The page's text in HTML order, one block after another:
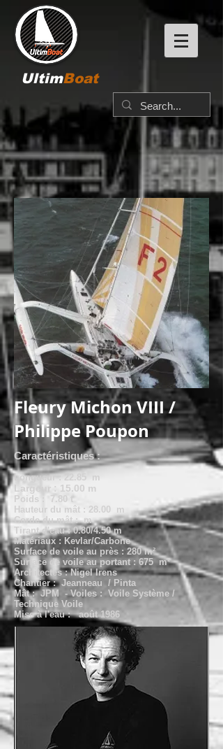
UltimBoat
Fleury Michon VIII /
Philippe Poupon
Caractéristiques :
Longueur : 22.85 m
Largeur : 15.00 m
Poids : 7.80 t
Hauteur du mât : 28.00 m
Corde du mât : m
Tirant d'eau : 0.80/4.50 m
Matériaux : Kevlar/Carbone
Surface de voile au près : 280 m²
Surface de voile au portant : 675 m²
Architectes : Nigel Irens
Chantier : Jeanneau / Pinta
Mât :JPM - Voiles : Voile Système /
Technique Voile
Mise à l'eau : août 1986